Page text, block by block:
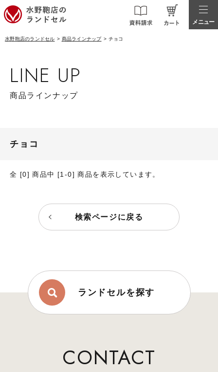
メニュー
水野鞄店のランドセル 商品ラインナップ チョコ
LINE UP
商品ラインナップ
チョコ
全 [0] 商品中 [1-0] 商品を表示しています。
検索ページに戻る
ランドセルを探す
CONTACT